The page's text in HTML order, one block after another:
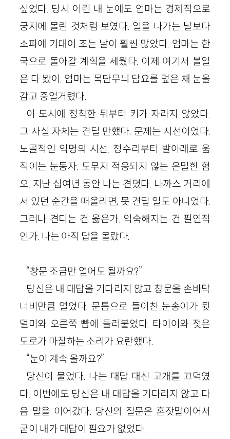
싶었다. 당시 어린 내 눈에도 엄마는 경제적으로
궁지에 몰린 것처럼 보였다. 일을 나가는 날보다
소파에 기대어 조는 날이 훨씬 많았다. 엄마는 한
국으로 돌아갈 계획을 세웠다. 이제 여기서 볼일
은 다 봤어. 엄마는 목단무늬 담요를 덮은 채 눈을
감고 중얼거렸다.
이 도시에 정착한 뒤부터 키가 자라지 않았다.
그 사실 자체는 견딜 만했다. 문제는 시선이었다.
노골적인 익명의 시선. 정수리부터 발아래로 움
직이는 눈동자. 도무지 적응되지 않는 은밀한 혐
오. 지난 십여년 동안 나는 견뎠다. 나까스 거리에
서 있던 순간을 떠올리면, 못 견딜 일도 아니었다.
그러나 견디는 건 옳은가. 익숙해지는 건 필연적
인가. 나는 아직 답을 몰랐다.
“창문 조금만 열어도 될까요?”
당신은 내 대답을 기다리지 않고 창문을 손바닥
너비만큼 열었다. 문틈으로 들이친 눈송이가 뒷
덜미와 오른쪽 뺨에 들러붙었다. 타이어와 젖은
도로가 마찰하는 소리가 요란했다.
“눈이 계속 올까요?”
당신이 물었다. 나는 대답 대신 고개를 끄덕였
다. 이번에도 당신은 내 대답을 기다리지 않고 다
음 말을 이어갔다. 당신의 질문은 혼잣말이어서
굳이 내가 대답이 필요가 없었다.